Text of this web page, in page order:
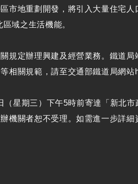
市地重劃開發，將引入大量住宅
域之生活機能。
規定辦理興建及經營業務。鐵道
相關規範，請至交通部鐵道局網站
星期三）下午5時前寄達「新北
機關者恕不受理。如需進一步詳